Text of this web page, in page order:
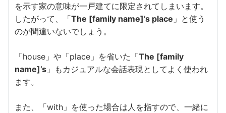
を示す家の意味が一戸建てに限定されてしまいます。
したがって、「The [family name]’s place 」と使う
のが間違いないでしょう。
「house」や「place」を省いた「The [family
name]’s 」もカジュアルな会話表現としてよく使われ
ます。
また、「with」を使った場合は人を指すので、一緒に